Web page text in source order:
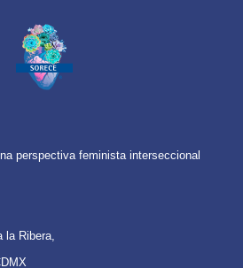
perspectiva feminista interseccional
la Ribera,